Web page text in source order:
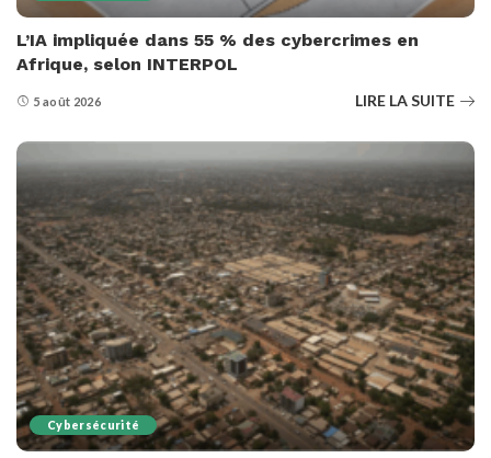
L’IA impliquée dans 55 % des cybercrimes en
Afrique, selon INTERPOL
5 août 2026 LIRE LA SUITE
Cybersécurité